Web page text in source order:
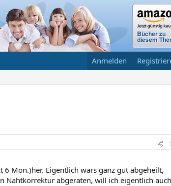
Anmelden
Mon.)her. Eigentlich wars ganz gut abgeheilt,
Nahtkorrektur abgeraten, will ich eigentlich auch